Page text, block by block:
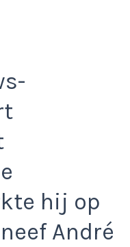
hij op
André